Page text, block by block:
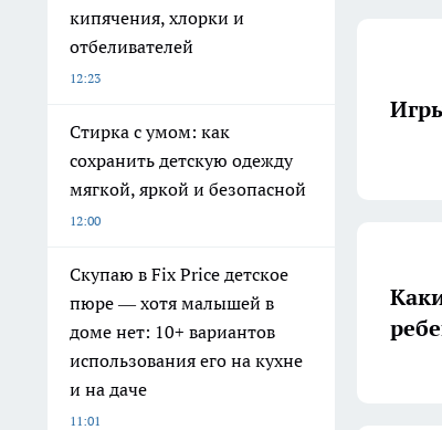
кипячения, хлорки и
отбеливателей
12:23
Стирка с умом: как
сохранить детскую одежду
мягкой, яркой и безопасной
12:00
Скупаю в Fix Price детское
пюре — хотя малышей в
доме нет: 10+ вариантов
использования его на кухне
и на даче
11:01